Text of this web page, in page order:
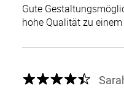
Gute
hohe Qualität zu